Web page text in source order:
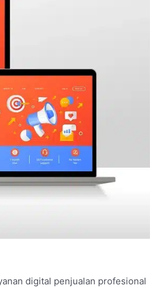
digital penjualan profesional